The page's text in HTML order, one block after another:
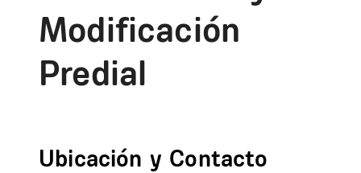
Modificación
Predial
Ubicación y Contacto